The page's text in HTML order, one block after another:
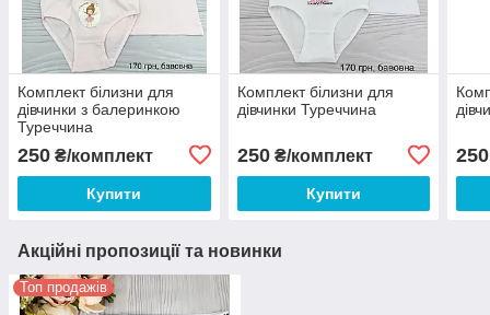
Комплект білизни для
дівчинки з балеринкою
Туреччина
250 ₴/комплект
Купити
Комплект білизни для
дівчинки Туреччина
250₴/комплект
Купити
250
Акційні пропозиції та новинки
Топ продажів